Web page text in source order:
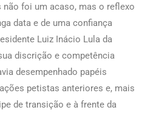
foi um acaso, mas o reflexo
data e de uma confiança
Luiz Inácio Lula da
discrição e competência
desempenhado papéis
petistas anteriores e, mais
de transição e à frente da